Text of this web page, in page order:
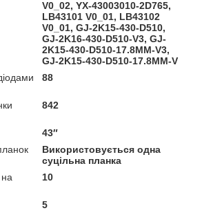
V0_02, YX-43003010-2D765,
LB43101 V0_01, LB43102
V0_01, GJ-2K15-430-D510,
GJ-2K16-430-D510-V3, GJ-
2K15-430-D510-17.8MM-V3,
GJ-2K15-430-D510-17.8MM-V
88
842
43″
Використовується одна
суцільна планка
на
10
5